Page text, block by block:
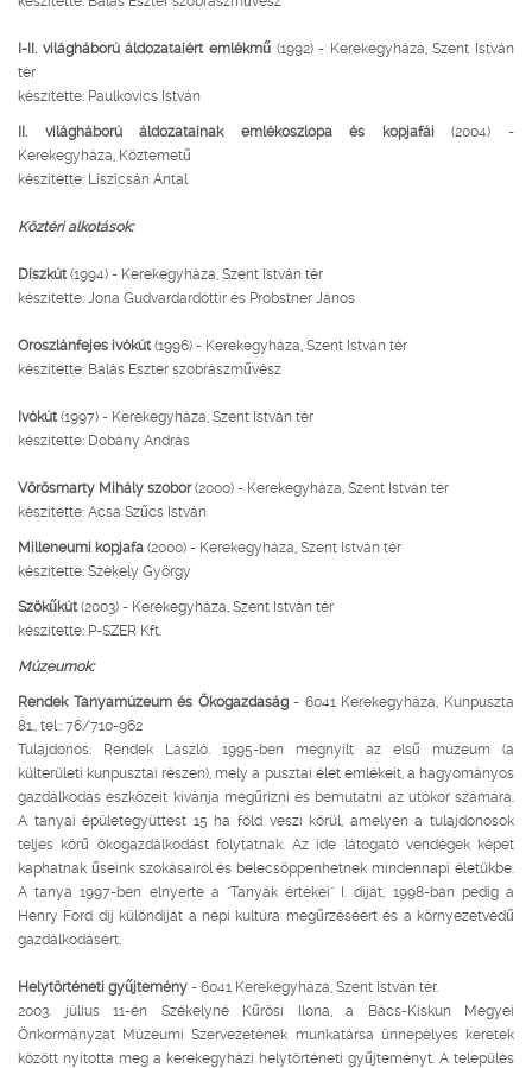
I-II. világháború áldozataiért emlékmű(1992) - Kerekegyháza, Szent István
tér
készítette: Paulkovics István
II. világháború áldozatainak emlékoszlopa és kopjafái(2004) -
Kerekegyháza, Köztemetű
készítette: Liszicsán Antal
Köztéri alkotások:
Díszkút(1994) - Kerekegyháza, Szent István tér
készítette: Jona Gudvardardóttir és Probstner János
Oroszlánfejes ivókút(1996) - Kerekegyháza, Szent István tér
készítette: Balás Eszter szobrászművész
Ivókút(1997) - Kerekegyháza, Szent István tér
készítette: Dobány András
Vörösmarty Mihály szobor(2000) - Kerekegyháza, Szent István tér
készítette: Acsa Szűcs István
Milleneumi kopjafa (2000) - Kerekegyháza, Szent István tér
készítette: Székely György
Szökűkút(2003) - Kerekegyháza, Szent István tér
készítette: P-SZER Kft.
Múzeumok:
Rendek Tanyamúzeum és Ökogazdaság- 6041 Kerekegyháza, Kunpuszta
81., tel.: 76/710-962
Tulajdonos: Rendek László. 1995-ben megnyílt az elsű múzeum (a
külterületi kunpusztai részen), mely a pusztai élet emlékeit, a hagyományos
gazdálkodás eszközeit kívánja megűrizni és bemutatni az utókor számára.
A tanyai épületegyüttest 15 ha föld veszi körül, amelyen a tulajdonosok
teljes körű ökogazdálkodást folytatnak. Az ide látogató vendégek képet
kaphatnak űseink szokásairól és belecsöppenhetnek mindennapi életükbe.
A tanya 1997-ben elnyerte a "Tanyák értékei" I. díját, 1998-ban pedig a
Henry Ford díj különdíját a népi kultúra megűrzéséért és a környezetvédű
gazdálkodásért.
Helytörténeti gyűjtemény - 6041 Kerekegyháza, Szent István tér.
2003. július 11-én Székelyné Kűrösi Ilona, a Bács-Kiskun Megyei
Önkormányzat Múzeumi Szervezetének munkatársa ünnepélyes keretek
között nyitotta meg a kerekegyházi helytörténeti gyűjteményt. A település